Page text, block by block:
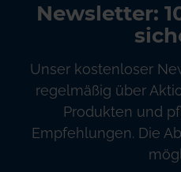
Newsletter:
Unser kostenloser
regelmäßig über
Produkten und
Empfehlungen. Die